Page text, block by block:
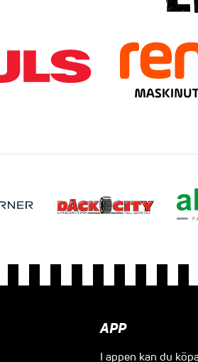
APP
I appen kan du